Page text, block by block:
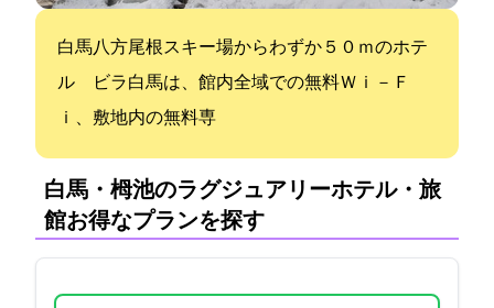
白馬八方尾根スキー場からわずか５０ｍのホテ
ル ビラ白馬は、館内全域での無料Ｗｉ－Ｆ
ｉ、敷地内の無料専
白馬・栂池のラグジュアリーホテル・旅
館:お得なプランを探す